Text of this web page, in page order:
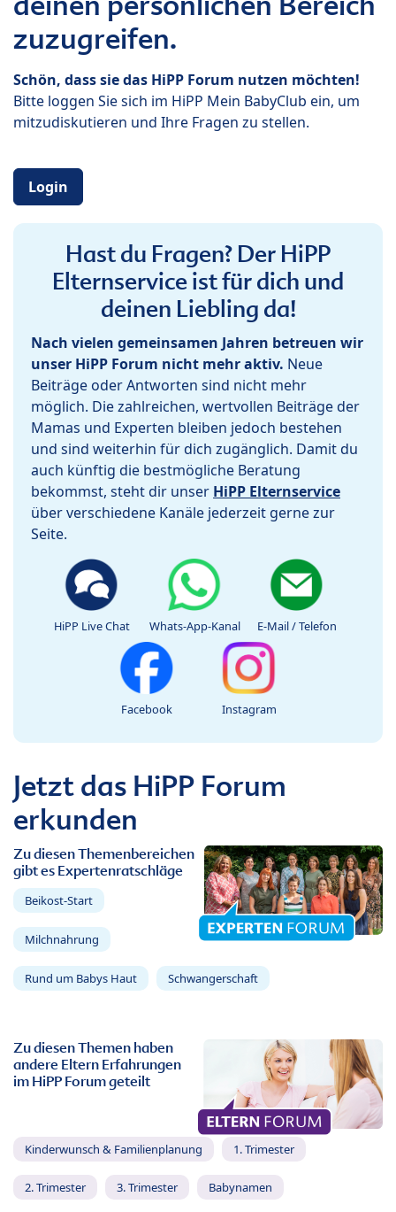
zuzugreifen.
Schön, dass sie das HiPP Forum nutzen möchten!
Bitte loggen Sie sich im HiPP Mein BabyClub ein, um
mitzudiskutieren und Ihre Fragen zu stellen.
Login
Hast du Fragen? Der HiPP
Elternservice ist für dich und
deinen Liebling da!
Nach vielen gemeinsamen Jahren betreuen wir
unser HiPP Forum nicht mehr aktiv. Neue
Beiträge oder Antworten sind nicht mehr
möglich. Die zahlreichen, wertvollen Beiträge der
Mamas und Experten bleiben jedoch bestehen
und sind weiterhin für dich zugänglich. Damit du
auch künftig die bestmögliche Beratung
bekommst, steht dir unser HiPP Elternservice
über verschiedene Kanäle jederzeit gerne zur
Seite.
HiPP Live Chat Whats-App-Kanal E-Mail / Telefon
Facebook Instagram
Jetzt das HiPP Forum
erkunden
Zu diesen Themenbereichen
gibt es Expertenratschläge
Beikost-Start
Milchnahrung
Rund um Babys Haut Schwangerschaft
Zu diesen Themen haben
andere Eltern Erfahrungen
im HiPP Forum geteilt
Kinderwunsch & Familienplanung 1. Trimester
2. Trimester 3. Trimester Babynamen